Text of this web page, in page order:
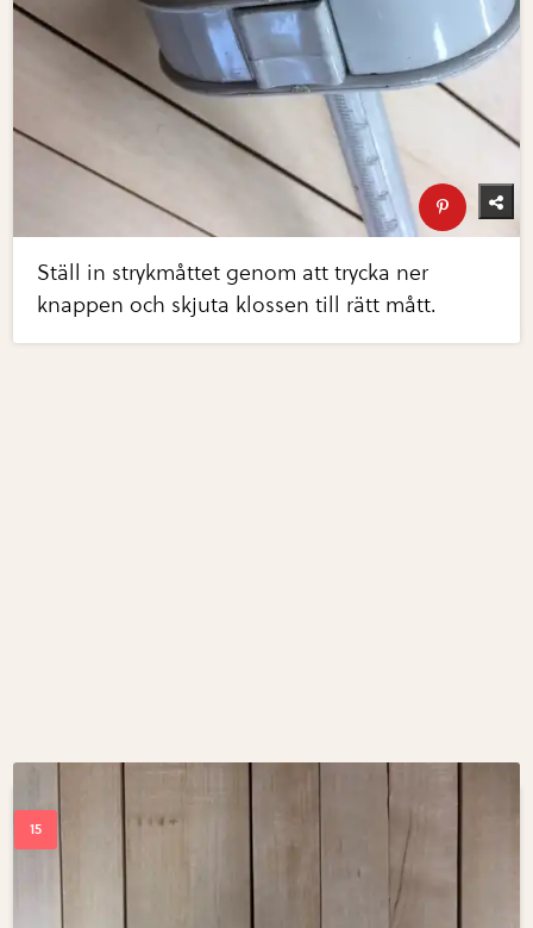
Ställ in strykmåttet genom att trycka ner
knappen och skjuta klossen till rätt mått.